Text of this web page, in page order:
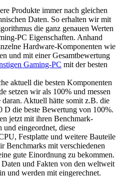
Produkte immer nach gleichen
Daten. So erhalten wir mit
die ganz genauen Werten
PC Eigenschaften. Anhand
Hardware-Komponenten wie
und mit einer Gesamtbewertung
Gaming-PC mit der besten
aktuell die besten Komponenten
setzen wir als 100% und messen
daran. Aktuell hätte somit z.B. die
die beste Bewertung von 100%.
jetzt mit ihren Benchmark-
und eingeordnet, diese
Festplatte und weitere Bauteile
Benchmarks mit verschiedenen
gute Einordnung zu bekommen.
und Fakten von den weltweit
und werden mit eingerechnet.